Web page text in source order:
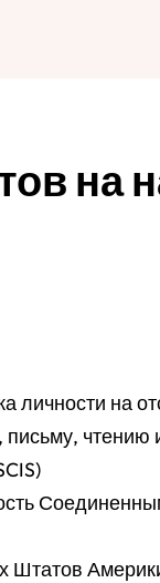
на
на
чтению
Штатов